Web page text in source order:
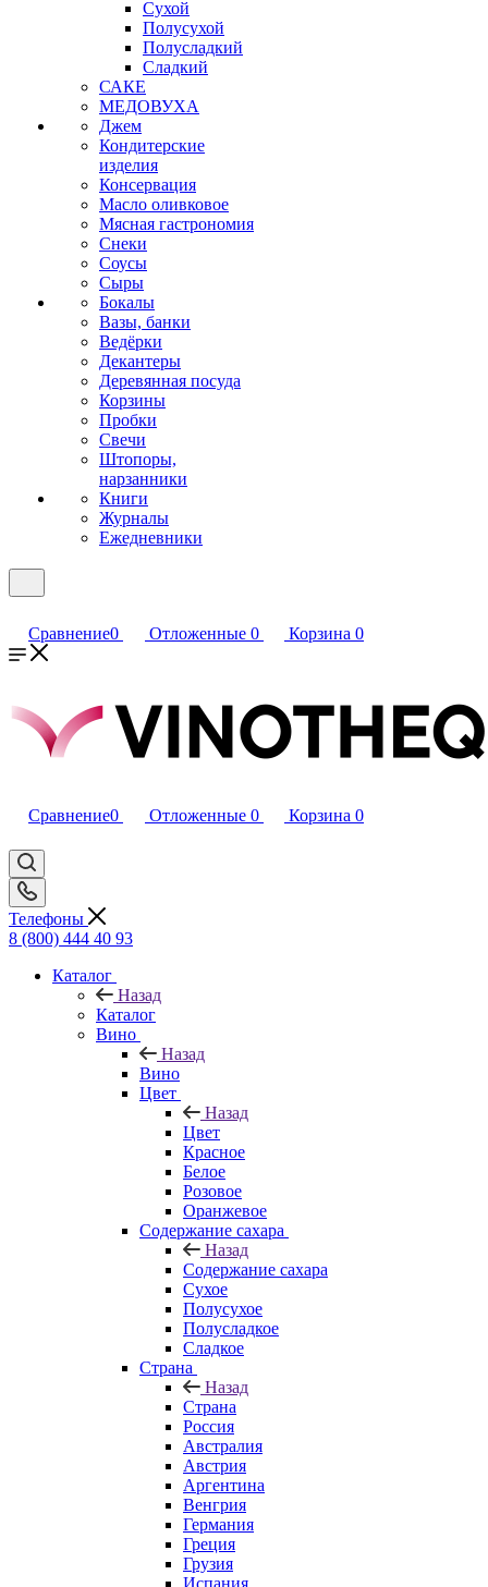
Сухой
Полусухой
Полусладкий
Сладкий
САКЕ
МЕДОВУХА
Джем
Кондитерские
изделия
Консервация
Масло оливковое
Мясная гастрономия
Снеки
Соусы
Сыры
Бокалы
Вазы, банки
Ведёрки
Декантеры
Деревянная посуда
Корзины
Пробки
Свечи
Штопоры,
нарзанники
Книги
Журналы
Ежедневники
Сравнение0 Отложенные 0 Корзина 0
Сравнение0 Отложенные 0 Корзина 0
Телефоны
8 (800) 444 40 93
Каталог
Назад
Каталог
Вино
Назад
Вино
Цвет
Назад
Цвет
Красное
Белое
Розовое
Оранжевое
Содержание сахара
Назад
Содержание сахара
Сухое
Полусухое
Полусладкое
Сладкое
Страна
Назад
Страна
Россия
Австралия
Австрия
Аргентина
Венгрия
Германия
Греция
Грузия
Испания